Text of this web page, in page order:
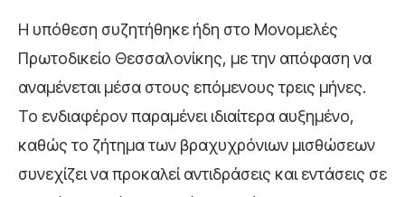
Η υπόθεση συζητήθηκε ήδη στο Μονομελές
Πρωτοδικείο Θεσσαλονίκης, με την απόφαση να
αναμένεται μέσα στους επόμενους τρεις μήνες.
Το ενδιαφέρον παραμένει ιδιαίτερα αυξημένο,
καθώς το ζήτημα των βραχυχρόνιων μισθώσεων
συνεχίζει να προκαλεί αντιδράσεις και εντάσεις σε